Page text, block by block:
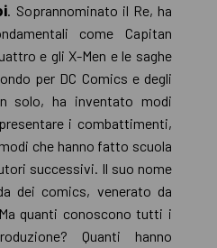
. Soprannominato il Re, ha
come Capitan
e gli X-Men e le saghe
per DC Comics e degli
solo, ha inventato modi
i combattimenti,
che hanno fatto scuola
successivi. Il suo nome
dei comics, venerato da
quanti conoscono tutti i
Quanti hanno